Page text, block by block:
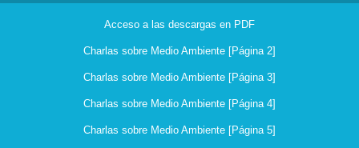
Acceso a las descargas en PDF
Charlas sobre Medio Ambiente [Página 2]
Charlas sobre Medio Ambiente [Página 3]
Charlas sobre Medio Ambiente [Página 4]
Charlas sobre Medio Ambiente [Página 5]